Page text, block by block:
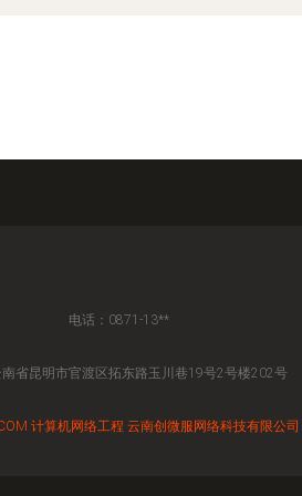
电话：0871-13**
省昆明市官渡区拓东路玉川巷19号2号楼202号
计算机网络工程 云南创微服网络科技有限公司